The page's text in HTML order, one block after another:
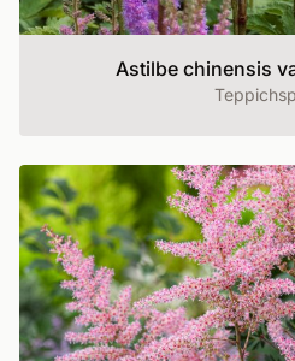
Astilbe chinensis